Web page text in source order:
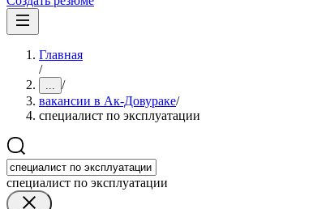
Главная
/
... /
вакансии в Ак-Довураке/
специалист по эксплуатации
специалист по эксплуатации